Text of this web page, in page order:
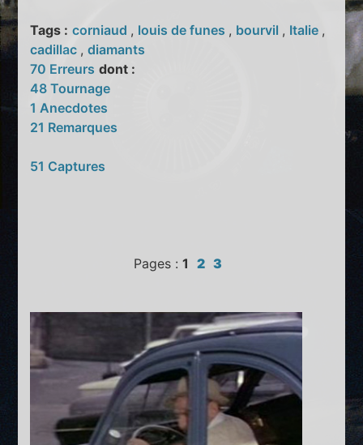
Tags : corniaud , louis de funes , bourvil , Italie ,
cadillac ,diamants
70 Erreurs dont :
48 Tournage
1 Anecdotes
21 Remarques
51 Captures
Pages : 1 2 3